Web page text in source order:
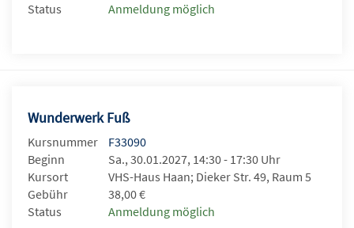
Status
Anmeldung möglich
Wunderwerk Fuß
Kursnummer
F33090
Beginn
Sa., 30.01.2027, 14:30 - 17:30 Uhr
Kursort
VHS-Haus Haan; Dieker Str. 49, Raum 5
Gebühr
38,00 €
Status
Anmeldung möglich